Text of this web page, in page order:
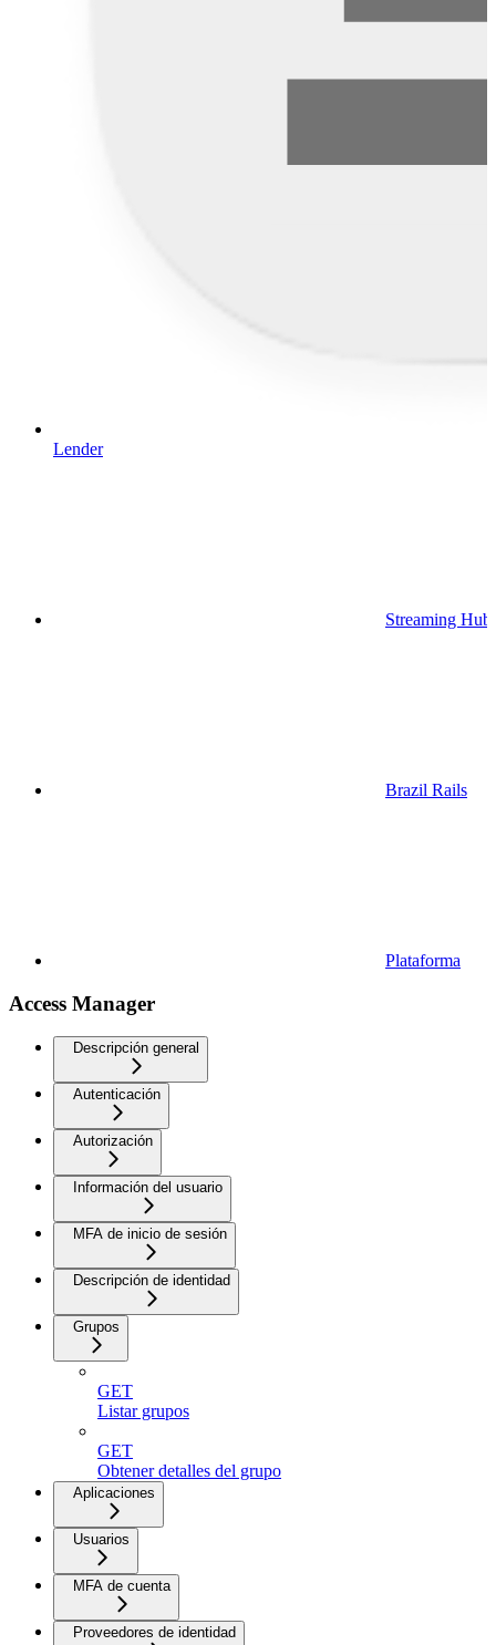
Lender
Streaming Hub
Brazil Rails
Plataforma
Access Manager
Descripción general
Autenticación
Autorización
Información del usuario
MFA de inicio de sesión
Descripción de identidad
Grupos
GET
Listar grupos
GET
Obtener detalles del grupo
Aplicaciones
Usuarios
MFA de cuenta
Proveedores de identidad